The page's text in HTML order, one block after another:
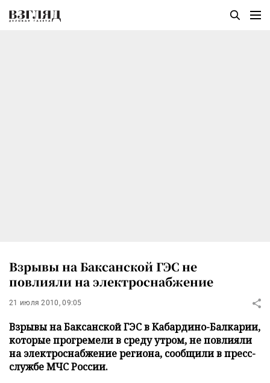
Взрывы на Баксанской ГЭС не
повлияли на электроснабжение
21 июля 2010, 09:05
Взрывы на Баксанской ГЭС в Кабардино-Балкарии,
которые прогремели в среду утром, не повлияли
на электроснабжение региона, сообщили в пресс-
службе МЧС России.